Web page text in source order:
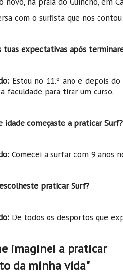
com o surfista que nos
tuas expectativas após
Estou no 11.º ano e depois
faculdade para tirar um curso.
idade começaste a praticar
Comecei a surfar com 9 anos
praticar Surf?
De todos os desportos que
imaginei a praticar
da minha vida"